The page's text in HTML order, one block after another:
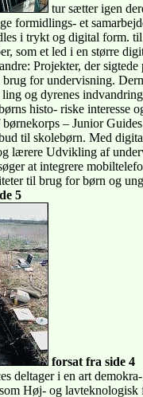
tur sætter igen
formidlings- et
i trykt og digital form.
som et led i en større
Projekter, der
for undervisning.
og dyrenes
histo- riske interesse
– Junior
til skolebørn. Med
lærere Udvikling af
at integrere
til brug for børn og
5
forsat fra side 4
deltager i en art
Høj- og lavteknologisk